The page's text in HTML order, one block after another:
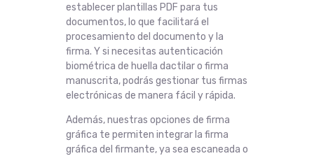
establecer plantillas PDF para tus
documentos, lo que facilitará el
procesamiento del documento y la
firma. Y si necesitas autenticación
biométrica de huella dactilar o firma
manuscrita, podrás gestionar tus firmas
electrónicas de manera fácil y rápida.
Además, nuestras opciones de firma
gráfica te permiten integrar la firma
gráfica del firmante, ya sea escaneada o